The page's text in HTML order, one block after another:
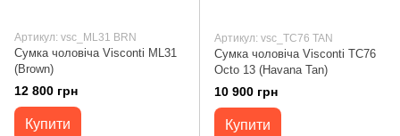
Артикул: vsc_ML31 BRN
Сумка чоловіча Visconti ML31
(Brown)
12 800 грн
Купити
Артикул: vsc_TC76 TAN
Сумка чоловіча Visconti TC76
Octo 13 (Havana Tan)
10 900 грн
Купити